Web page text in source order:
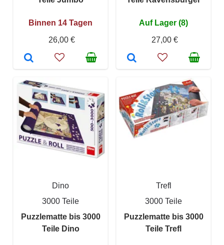
Binnen 14 Tagen
26,00 €
Auf Lager (8)
27,00 €
Dino
3000 Teile
Puzzlematte bis 3000
Teile Dino
Trefl
3000 Teile
Puzzlematte bis 3000
Teile Trefl